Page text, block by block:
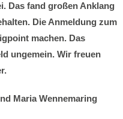
Das fand großen Anklang
Die Anmeldung zum
machen. Das
ungemein. Wir freuen
Maria Wennemaring